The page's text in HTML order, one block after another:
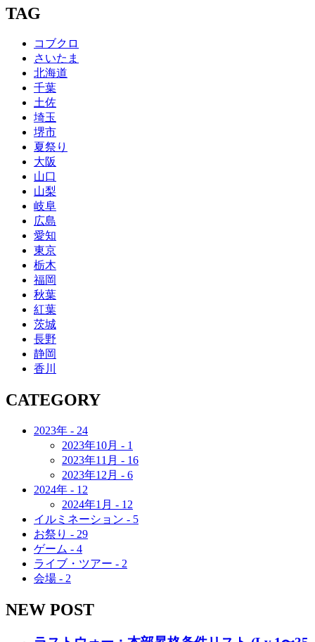
TAG
コブクロ
さいたま
北海道
千葉
土佐
埼玉
堺市
夏祭り
大阪
山口
山梨
岐阜
広島
愛知
東京
栃木
福岡
秋葉
紅葉
茨城
長野
静岡
香川
CATEGORY
2023年 - 24
2023年10月 - 1
2023年11月 - 16
2023年12月 - 6
2024年 - 12
2024年1月 - 12
イルミネーション - 5
お祭り - 29
ゲーム - 4
ライブ・ツアー - 2
会場 - 2
NEW POST